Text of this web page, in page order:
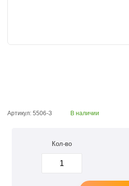
Артикул: 5506-З В наличии
Кол-во